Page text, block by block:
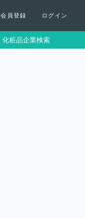
会員登録 ログイン
化粧品企業検索